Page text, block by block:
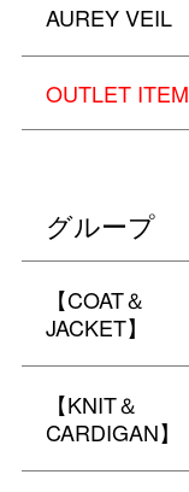
AUREY VEIL
OUTLET ITEM
グループ
【COAT＆
JACKET】
【KNIT＆
CARDIGAN】